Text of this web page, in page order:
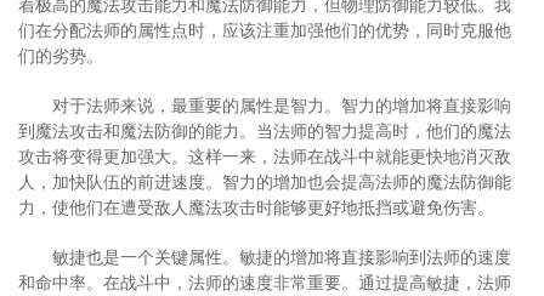
着极高的魔法攻击能力和魔法防御能力，但物理防御能力较低。我
们在分配法师的属性点时，应该注重加强他们的优势，同时克服他
们的劣势。
对于法师来说，最重要的属性是智力。智力的增加将直接影响
到魔法攻击和魔法防御的能力。当法师的智力提高时，他们的魔法
攻击将变得更加强大。这样一来，法师在战斗中就能更快地消灭敌
人，加快队伍的前进速度。智力的增加也会提高法师的魔法防御能
力，使他们在遭受敌人魔法攻击时能够更好地抵挡或避免伤害。
敏捷也是一个关键属性。敏捷的增加将直接影响到法师的速度
和命中率。在战斗中，法师的速度非常重要。通过提高敏捷，法师